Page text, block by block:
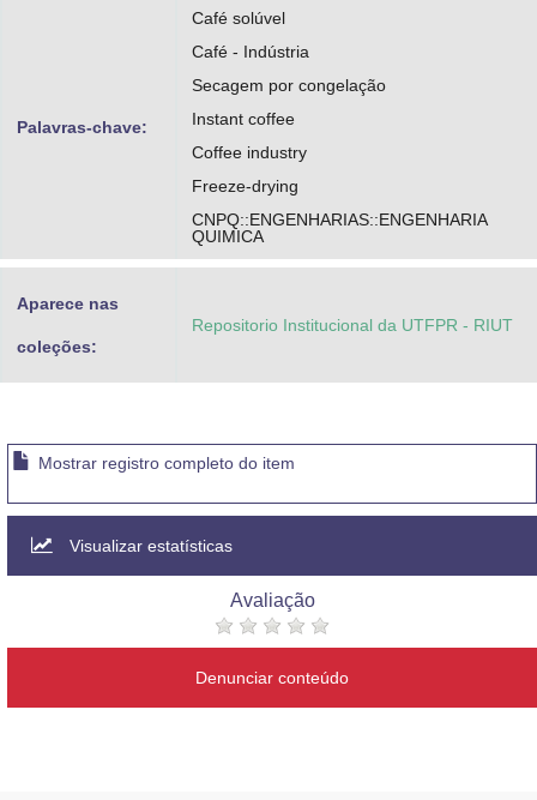
Palavras-chave:
Café solúvel
Café - Indústria
Secagem por congelação
Instant coffee
Coffee industry
Freeze-drying
CNPQ::ENGENHARIAS::ENGENHARIA
QUIMICA
Aparece nas
coleções:
Repositorio Institucional da UTFPR - RIUT
Mostrar registro completo do item
Visualizar estatísticas
Avaliação
Denunciar conteúdo